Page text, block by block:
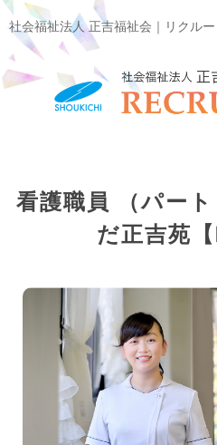
社会福祉法人 正吉福祉会｜リクルー
看護職員 （パー
だ正吉苑【